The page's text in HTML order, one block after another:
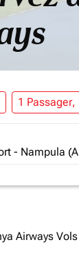
1
Airways Vols